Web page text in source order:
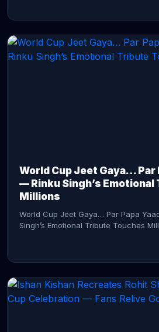
World Cup Jeet Gaya… Par
— Rinku Singh’s
Millions
World Cup Jeet Gaya… Par Papa
Singh’s Emotional Tribute Touches